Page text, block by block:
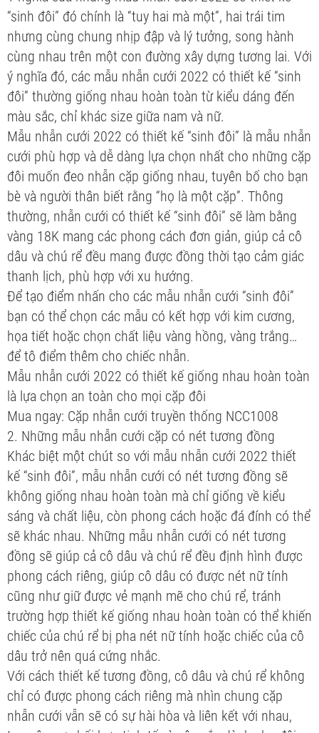
“sinh đôi” đó chính là “tuy hai mà một”, hai trái tim
nhưng cùng chung nhịp đập và lý tưởng, song hành
cùng nhau trên một con đường xây dựng tương lai. Với
ý nghĩa đó, các mẫu nhẫn cưới 2022 có thiết kế “sinh
đôi” thường giống nhau hoàn toàn từ kiểu dáng đến
màu sắc, chỉ khác size giữa nam và nữ.
Mẫu nhẫn cưới 2022 có thiết kế “sinh đôi” là mẫu nhẫn
cưới phù hợp và dễ dàng lựa chọn nhất cho những cặp
đôi muốn đeo nhẫn cặp giống nhau, tuyên bố cho bạn
bè và người thân biết rằng “họ là một cặp”. Thông
thường, nhẫn cưới có thiết kế “sinh đôi” sẽ làm bằng
vàng 18K mang các phong cách đơn giản, giúp cả cô
dâu và chú rể đều mang được đồng thời tạo cảm giác
thanh lịch, phù hợp với xu hướng.
Để tạo điểm nhấn cho các mẫu nhẫn cưới “sinh đôi”
bạn có thể chọn các mẫu có kết hợp với kim cương,
họa tiết hoặc chọn chất liệu vàng hồng, vàng trắng…
để tô điểm thêm cho chiếc nhẫn.
Mẫu nhẫn cưới 2022 có thiết kế giống nhau hoàn toàn
là lựa chọn an toàn cho mọi cặp đôi
Mua ngay: Cặp nhẫn cưới truyền thống NCC1008
2. Những mẫu nhẫn cưới cặp có nét tương đồng
Khác biệt một chút so với mẫu nhẫn cưới 2022 thiết
kế “sinh đôi”, mẫu nhẫn cưới có nét tương đồng sẽ
không giống nhau hoàn toàn mà chỉ giống về kiểu
sáng và chất liệu, còn phong cách hoặc đá đính có thể
sẽ khác nhau. Những mẫu nhẫn cưới có nét tương
đồng sẽ giúp cả cô dâu và chú rể đều định hình được
phong cách riêng, giúp cô dâu có được nét nữ tính
cũng như giữ được vẻ mạnh mẽ cho chú rể, tránh
trường hợp thiết kế giống nhau hoàn toàn có thể khiến
chiếc của chú rể bị pha nét nữ tính hoặc chiếc của cô
dâu trở nên quá cứng nhắc.
Với cách thiết kế tương đồng, cô dâu và chú rể không
chỉ có được phong cách riêng mà nhìn chung cặp
nhẫn cưới vẫn sẽ có sự hài hòa và liên kết với nhau,